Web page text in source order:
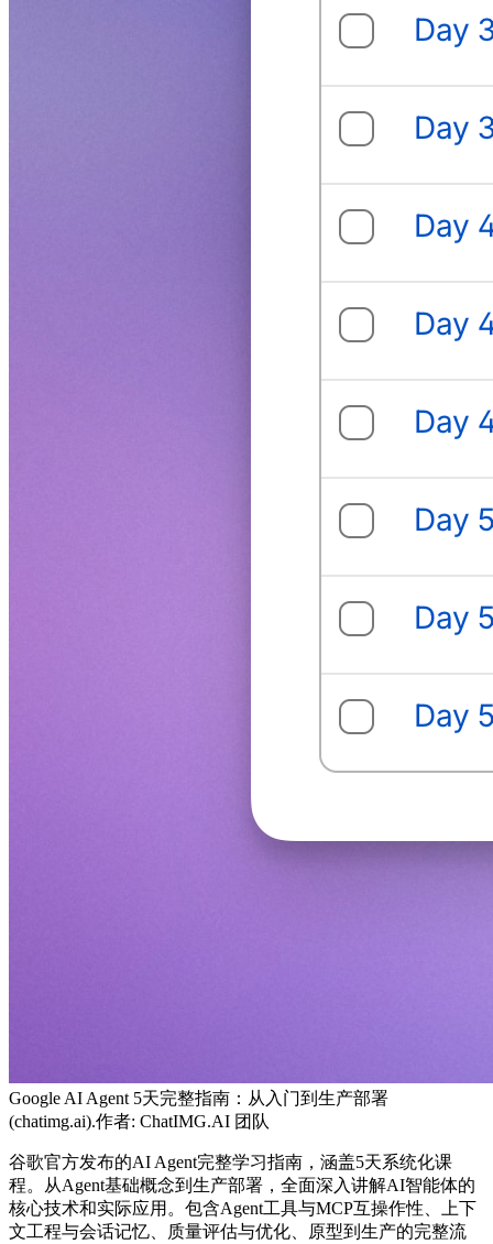
Google AI Agent 5天完整指南：从入门到生产部署
(chatimg.ai).作者: ChatIMG.AI 团队
谷歌官方发布的AI Agent完整学习指南，涵盖5天系统化课
程。从Agent基础概念到生产部署，全面深入讲解AI智能体的
核心技术和实际应用。包含Agent工具与MCP互操作性、上下
文工程与会话记忆、质量评估与优化、原型到生产的完整流